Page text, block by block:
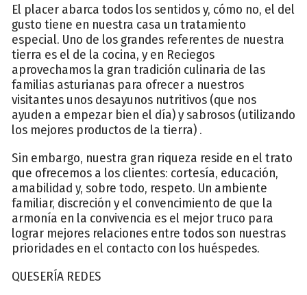
El placer abarca todos los sentidos y, cómo no, el del
gusto tiene en nuestra casa un tratamiento
especial. Uno de los grandes referentes de nuestra
tierra es el de la cocina, y en Reciegos
aprovechamos la gran tradición culinaria de las
familias asturianas para ofrecer a nuestros
visitantes unos desayunos nutritivos (que nos
ayuden a empezar bien el día) y sabrosos (utilizando
los mejores productos de la tierra) .
Sin embargo, nuestra gran riqueza reside en el trato
que ofrecemos a los clientes: cortesía, educación,
amabilidad y, sobre todo, respeto. Un ambiente
familiar, discreción y el convencimiento de que la
armonía en la convivencia es el mejor truco para
lograr mejores relaciones entre todos son nuestras
prioridades en el contacto con los huéspedes.
QUESERÍA REDES